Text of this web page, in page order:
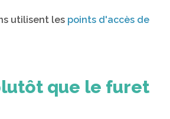
utilisent les points d'accès de
que le furet